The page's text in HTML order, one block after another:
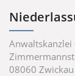
Anwaltskanzlei
08060 Zwickau